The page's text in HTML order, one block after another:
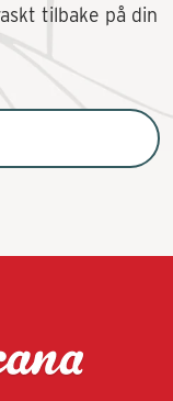
tilbake på din